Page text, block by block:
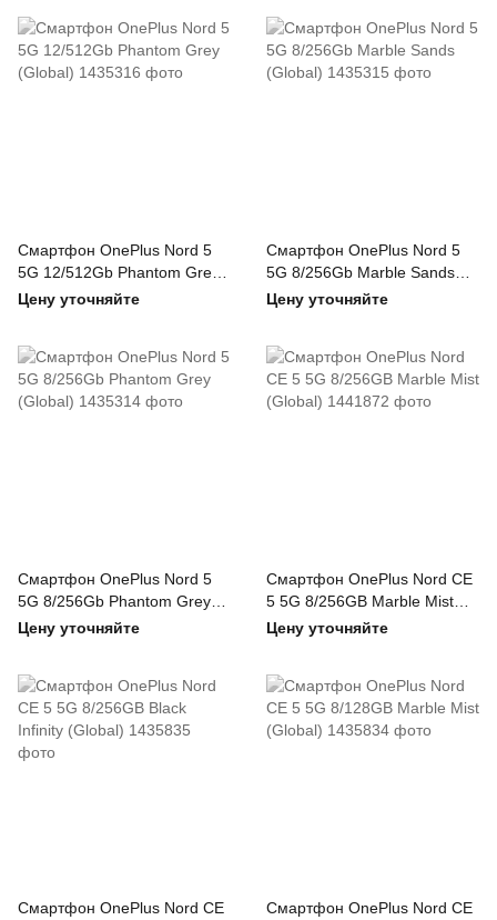
Смартфон OnePlus Nord 5
5G 12/512Gb Phantom Grey
(Global)
Цену уточняйте
Смартфон OnePlus Nord 5
5G 8/256Gb Marble Sands
(Global)
Цену уточняйте
Смартфон OnePlus Nord 5
5G 8/256Gb Phantom Grey
(Global)
Цену уточняйте
Смартфон OnePlus Nord CE
5 5G 8/256GB Marble Mist
(Global)
Цену уточняйте
Смартфон OnePlus Nord CE
Смартфон OnePlus Nord CE